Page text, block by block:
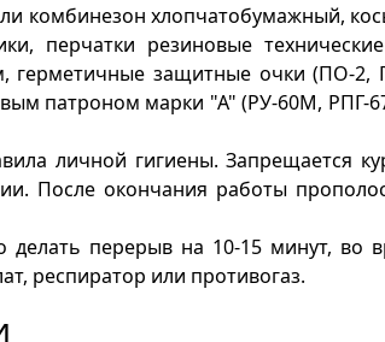
комбинезон хлопчатобумажный,
перчатки резиновые
герметичные защитные очки (ПО-2,
патроном марки "А" (РУ-60М, РПГ-
личной гигиены. Запрещается
После окончания работы
перерыв на 10-15 минут, во
респиратор или противогаз.